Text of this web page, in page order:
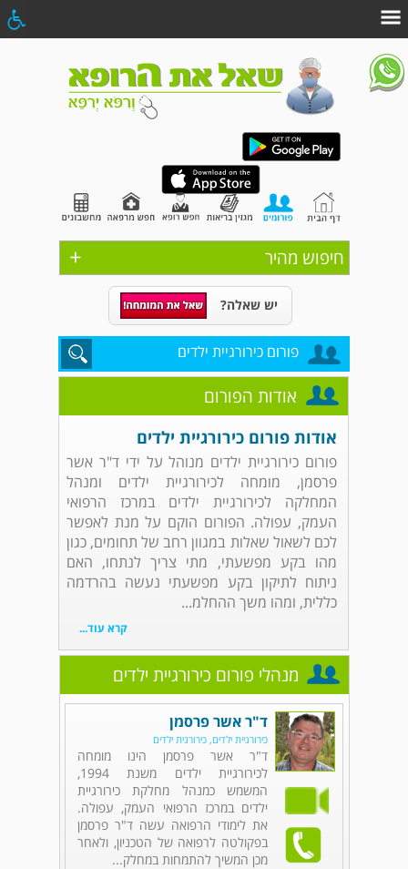
+ חיפוש מהיר
יש שאלה?
פורום כירורגיית ילדים
אודות הפורום
אודות פורום כירורגיית ילדים
פורום כירורגיית ילדים מנוהל על ידי ד"ר אשר
פרסמן, מומחה לכירורגיית ילדים ומנהל
המחלקה לכירורגיית ילדים במרכז הרפואי
העמק, עפולה. הפורום הוקם על מנת לאפשר
לכם לשאול שאלות במגוון רחב של תחומים, כגון
מהו בקע מפשעתי, מתי צריך לנתחו, האם
ניתוח לתיקון בקע מפשעתי נעשה בהרדמה
כללית, ומהו משך ההחלמ...
קרא עוד...
מנהלי פורום כירורגיית ילדים
ד"ר אשר פרסמן
כירורגיית ילדים, כירורגית ילדים
ד"ר אשר פרסמן הינו מומחה
לכירורגיית ילדים משנת 1994,
המשמש כמנהל מחלקת כירורגיית
ילדים במרכז הרפואי העמק, עפולה.
את לימודי הרפואה עשה ד"ר פרסמן
בפקולטה לרפואה של הטכניון, ולאחר
מכן המשיך להתמחות במחלק...